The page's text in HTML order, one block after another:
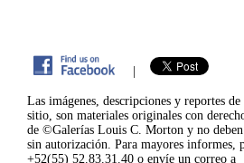
|
Las imágenes, descripciones y reportes
sitio, son materiales originales con
de ©Galerías Louis C. Morton y no deben
sin autorización. Para mayores
+52(55) 52.83.31.40 o envíe un correo a